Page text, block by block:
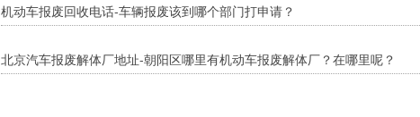
机动车报废回收电话-车辆报废该到哪个部门打申请？
北京汽车报废解体厂地址-朝阳区哪里有机动车报废解体厂？在哪里呢？